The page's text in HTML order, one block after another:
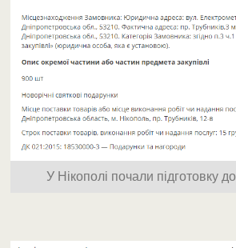
У Нікополі почали підготовку